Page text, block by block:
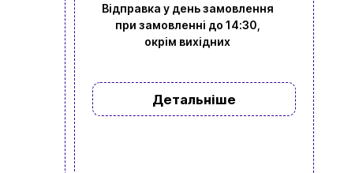
Відправка у день замовлення
при замовленні до 14:30,
окрім вихідних
Детальніше